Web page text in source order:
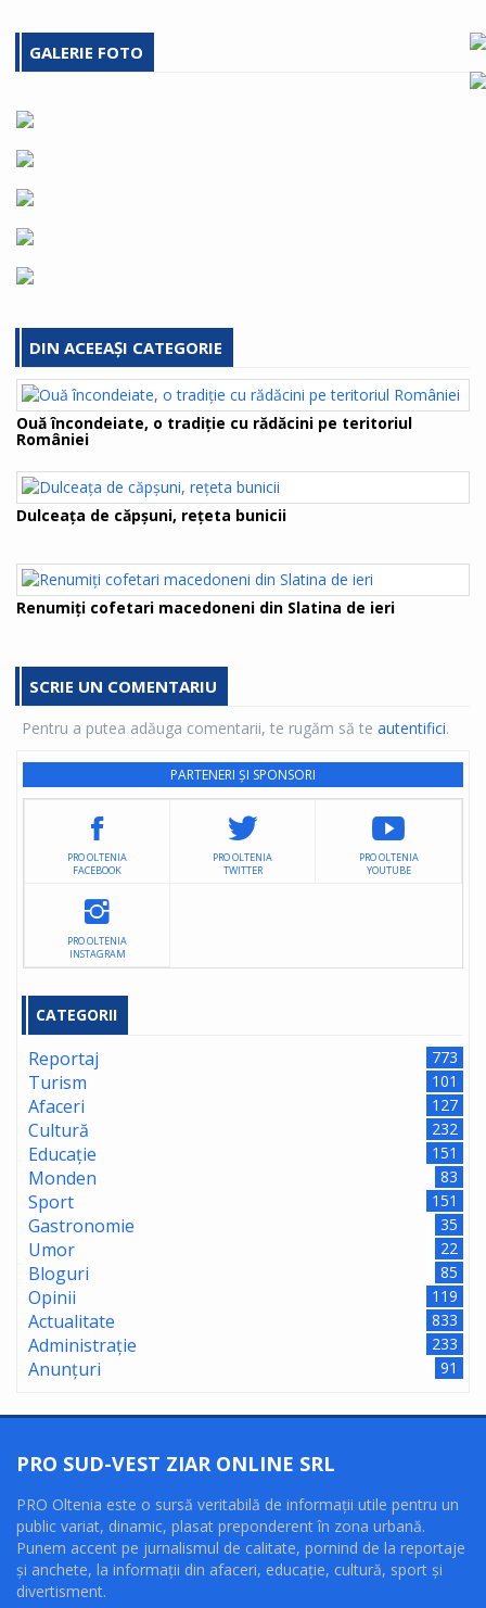
GALERIE FOTO
DIN ACEEAȘI CATEGORIE
Ouă încondeiate, o tradiție cu rădăcini pe teritoriul
României
Dulceața de căpșuni, reţeta bunicii
Renumiți cofetari macedoneni din Slatina de ieri
SCRIE UN COMENTARIU
Pentru a putea adăuga comentarii, te rugăm să te autentifici.
PARTENERI ȘI SPONSORI
PRO OLTENIA
FACEBOOK
PRO OLTENIA
TWITTER
PRO OLTENIA
YOUTUBE
PRO OLTENIA
INSTAGRAM
CATEGORII
Reportaj 773
Turism 101
Afaceri 127
Cultură 232
Educație 151
Monden 83
Sport 151
Gastronomie 35
Umor 22
Bloguri 85
Opinii 119
Actualitate 833
Administrație 233
Anunțuri 91
PRO SUD-VEST ZIAR ONLINE SRL
PRO Oltenia este o sursă veritabilă de informaţii utile pentru un
public variat, dinamic, plasat preponderent în zona urbană.
Punem accent pe jurnalismul de calitate, pornind de la reportaje
şi anchete, la informaţii din afaceri, educaţie, cultură, sport şi
divertisment.